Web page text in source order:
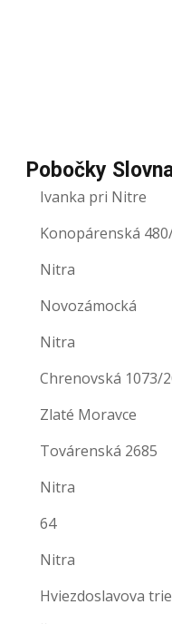
Pobočky
Ivanka pri Nitre
Konopárenská
Nitra
Novozámocká
Nitra
Chrenovská 1073/
Zlaté Moravce
Továrenská 2685
Nitra
64
Nitra
Hviezdoslavova